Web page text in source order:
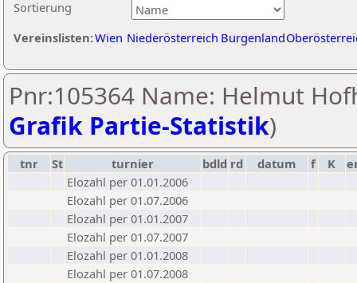
Sortierung
Vereinslisten:Wien Niederösterreich Burgenland
Pnr:105364 Name: Helmut
Grafik Partie-Statistik)
tnr St turnier bdld rd datum f K
Elozahl per 01.01.2006
Elozahl per 01.07.2006
Elozahl per 01.01.2007
Elozahl per 01.07.2007
Elozahl per 01.01.2008
Elozahl per 01.07.2008